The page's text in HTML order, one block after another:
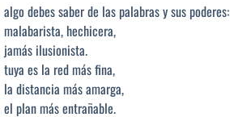
algo debes saber de las palabras y sus poderes:
malabarista, hechicera,
jamás ilusionista.
tuya es la red más fina,
la distancia más amarga,
el plan más entrañable.